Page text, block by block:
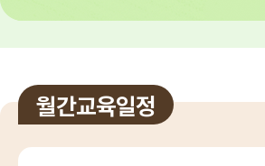
월간교육일정